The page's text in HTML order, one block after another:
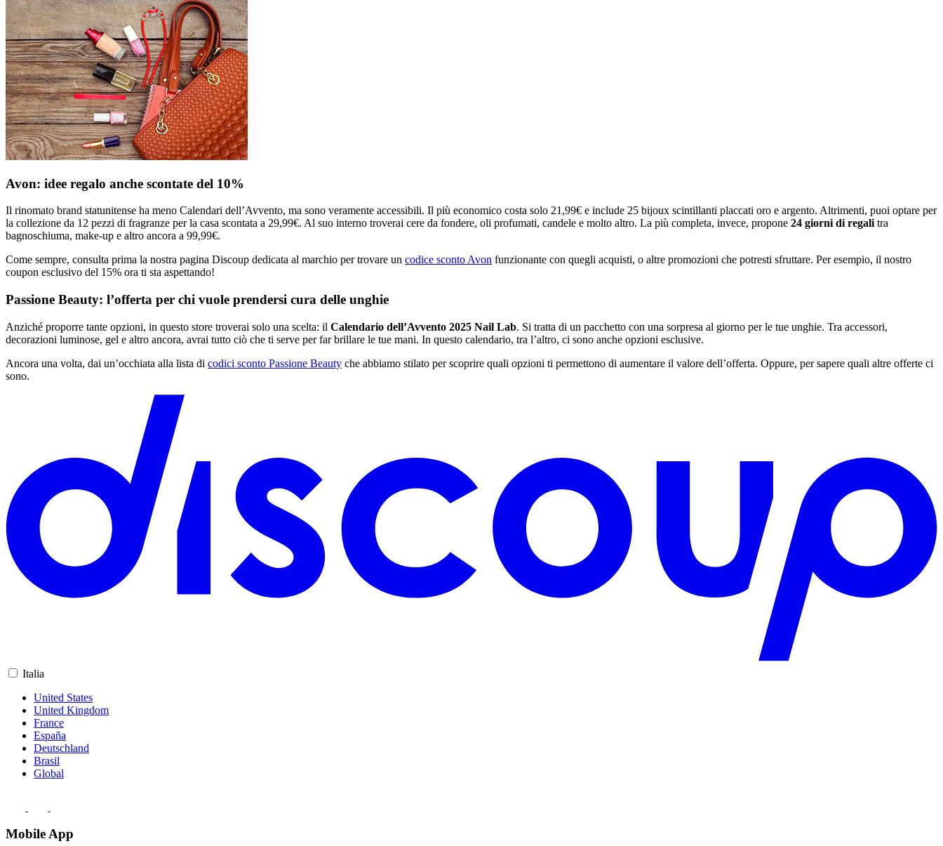
Avon: idee regalo anche scontate del 10%
Il rinomato brand statunitense ha meno Calendari dell’Avvento, ma sono veramente accessibili. Il più economico costa solo 21,99€ e include 25 bijoux scintillanti placcati oro e argento. Altrimenti, puoi optare per
la collezione da 12 pezzi di fragranze per la casa scontata a 29,99€. Al suo interno troverai cere da fondere, oli profumati, candele e molto altro. La più completa, invece, propone 24 giorni di regali tra
bagnoschiuma, make-up e altro ancora a 99,99€.
Come sempre, consulta prima la nostra pagina Discoup dedicata al marchio per trovare un codice sconto Avon funzionante con quegli acquisti, o altre promozioni che potresti sfruttare. Per esempio, il nostro
coupon esclusivo del 15% ora ti sta aspettando!
Passione Beauty: l’offerta per chi vuole prendersi cura delle unghie
Anziché proporre tante opzioni, in questo store troverai solo una scelta: il Calendario dell’Avvento 2025 Nail Lab. Si tratta di un pacchetto con una sorpresa al giorno per le tue unghie. Tra accessori,
decorazioni luminose, gel e altro ancora, avrai tutto ciò che ti serve per far brillare le tue mani. In questo calendario, tra l’altro, ci sono anche opzioni esclusive.
Ancora una volta, dai un’occhiata alla lista di codici sconto Passione Beauty che abbiamo stilato per scoprire quali opzioni ti permettono di aumentare il valore dell’offerta. Oppure, per sapere quali altre offerte ci
sono.
Italia
United States
United Kingdom
France
España
Deutschland
Brasil
Global
Mobile App